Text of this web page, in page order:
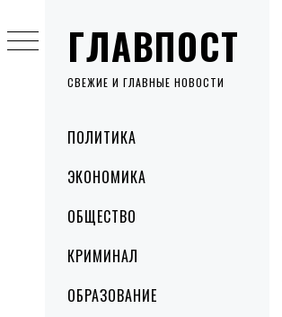
ГЛАВПОСТ
СВЕЖИЕ И ГЛАВНЫЕ НОВОСТИ
MenuПОЛИТИКА
ЭКОНОМИКА
ОБЩЕСТВО
КРИМИНАЛ
ОБРАЗОВАНИЕ
to
content